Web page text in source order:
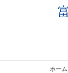
ホーム